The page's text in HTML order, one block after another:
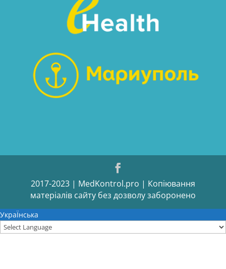
2017-2023 | MedKontrol.pro | Копіювання
матеріалів сайту без дозволу заборонено
УкраЇнська